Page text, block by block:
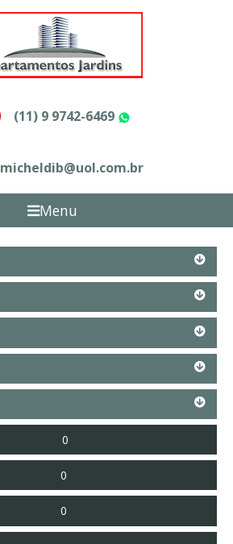
(11) 9 9742-6469
micheldib@uol.com.br
Menu